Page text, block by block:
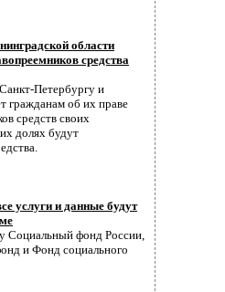
области
средства
Петербургу и
гражданам об их праве
средств своих
долях будут
услуги и данные будут
Социальный фонд России,
и Фонд социального